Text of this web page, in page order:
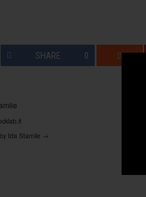
SHARE 0
Ida Stamile →